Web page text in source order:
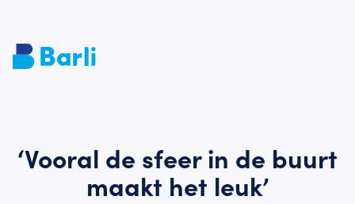
‘Vooral de sfeer in de buurt
maakt het leuk’